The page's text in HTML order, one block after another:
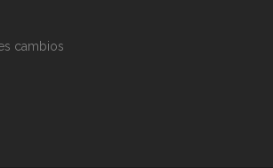
cambios